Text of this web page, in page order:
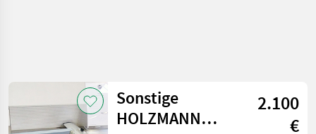
Sonstige
HOLZMANN
2.100
€